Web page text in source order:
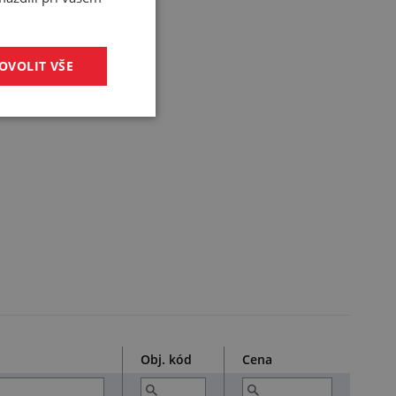
Obj. kód Cena
VŠE